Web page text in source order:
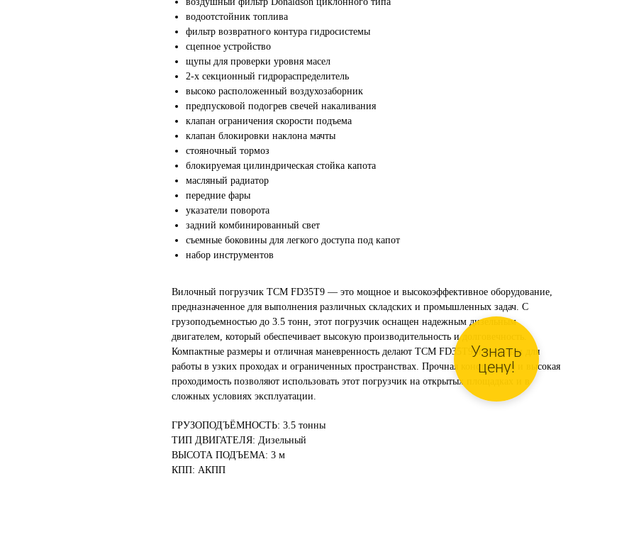
водоотстойник топлива
фильтр возвратного контура гидросистемы
сцепное устройство
щупы для проверки уровня масел
2-х секционный гидрораспределитель
высоко расположенный воздухозаборник
предпусковой подогрев свечей накаливания
клапан ограничения скорости подъема
клапан блокировки наклона мачты
стояночный тормоз
блокируемая цилиндрическая стойка капота
масляный радиатор
передние фары
указатели поворота
задний комбинированный свет
съемные боковины для легкого доступа под капот
набор инструментов
Вилочный погрузчик TCM FD35T9 — это мощное и высокоэффективное оборудование,
предназначенное для выполнения различных складских и промышленных задач. С
грузоподъемностью до 3.5 тонн, этот погрузчик оснащен надежным дизельным
двигателем, который обеспечивает высокую производительность и долговечность.
Компактные размеры и отличная маневренность делают TCM FD35T9 идеальным для
работы в узких проходах и ограниченных пространствах. Прочная конструкция и высокая
проходимость позволяют использовать этот погрузчик на открытых площадках и в
сложных условиях эксплуатации.
ГРУЗОПОДЪЁМНОСТЬ: 3.5 тонны
ТИП ДВИГАТЕЛЯ: Дизельный
ВЫСОТА ПОДЪЕМА: 3 м
КПП: АКПП